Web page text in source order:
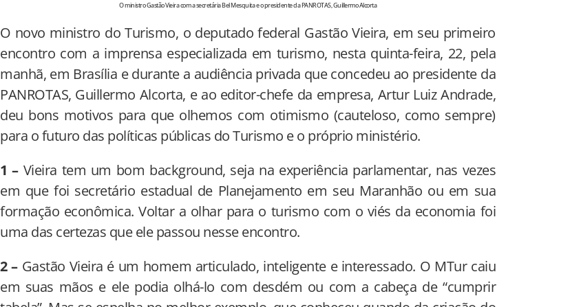
O ministro Gastão Vieira com a secretária Bel Mesquita e o presidente da PANROTAS, Guillermo Alcorta
O novo ministro do Turismo, o deputado federal Gastão Vieira, em seu primeiro
encontro com a imprensa especializada em turismo, nesta quinta-feira, 22, pela
manhã, em Brasília e durante a audiência privada que concedeu ao presidente da
PANROTAS, Guillermo Alcorta, e ao editor-chefe da empresa, Artur Luiz Andrade,
deu bons motivos para que olhemos com otimismo (cauteloso, como sempre)
para o futuro das políticas públicas do Turismo e o próprio ministério.
1 –Vieira tem um bom background, seja na experiência parlamentar, nas vezes
em que foi secretário estadual de Planejamento em seu Maranhão ou em sua
formação econômica. Voltar a olhar para o turismo com o viés da economia foi
uma das certezas que ele passou nesse encontro.
2 – Gastão Vieira é um homem articulado, inteligente e interessado. O MTur caiu
em suas mãos e ele podia olhá-lo com desdém ou com a cabeça de “cumprir